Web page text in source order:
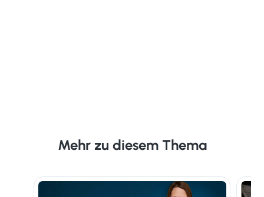
Mehr zu diesem Thema